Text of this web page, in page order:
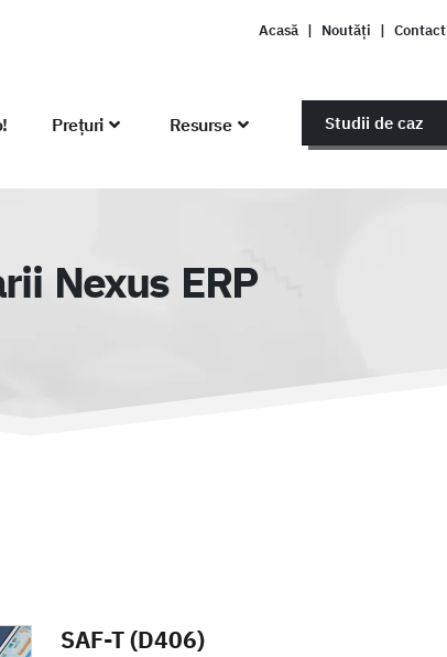
Acasă | Noutăți | Contact
Prețuri Resurse Studii de caz
Nexus ERP
SAF-T (D406)